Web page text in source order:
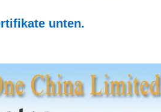
unten.